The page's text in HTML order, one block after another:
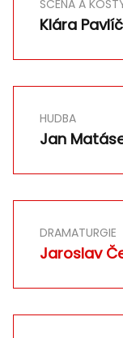
SCÉNA A
Klára
HUDBA
Jan
DRAMATURGIE
Jaroslav